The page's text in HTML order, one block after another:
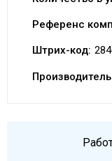
Референс
Штрих-код: